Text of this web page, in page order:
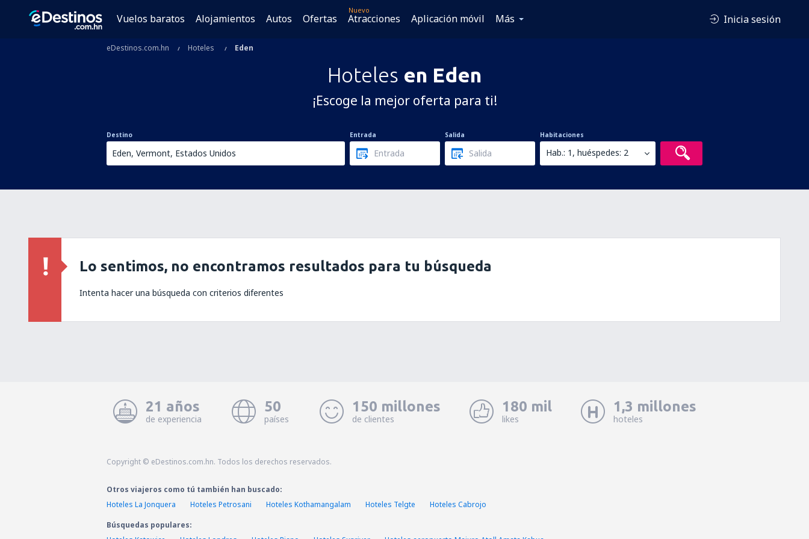
Vuelos baratos Alojamientos Autos Ofertas
Nuevo
Atracciones Aplicación móvil Más Inicia sesión
eDestinos.com.hn Hoteles Eden
Hoteles en Eden
¡Escoge la mejor oferta para ti!
Destino Entrada Salida Habitaciones
Hab.: 1, huéspedes: 2
Lo sentimos, no encontramos resultados para tu búsqueda
Intenta hacer una búsqueda con criterios diferentes
21 años
de experiencia
50
países
150 millones
de clientes
180 mil
likes
1,3 millones
hoteles
Copyright © eDestinos.com.hn. Todos los derechos reservados.
Otros viajeros como tú también han buscado:
Hoteles La Jonquera
Hoteles Petrosani Hoteles Kothamangalam Hoteles Telgte
Hoteles Cabrojo
Búsquedas populares: